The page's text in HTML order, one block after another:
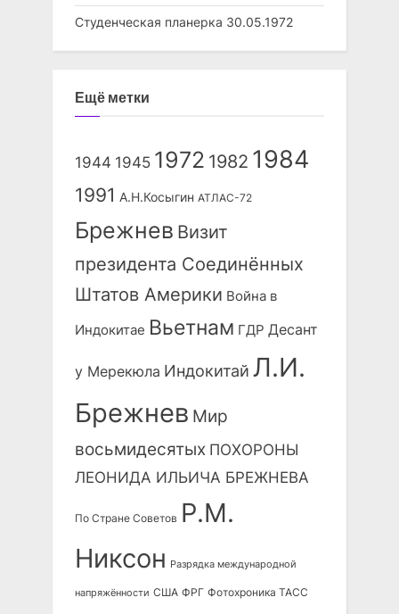
Студенческая планерка 30.05.1972
Ещё метки
1944 1945 1972 1982 1984
1991 А.Н.Косыгин АТЛАС-72
Брежнев Визит
президента Соединённых
Штатов Америки Война в
Индокитае Вьетнам ГДР Десант
у Мерекюла Индокитай Л.И.
Брежнев Мир
восьмидесятых ПОХОРОНЫ
ЛЕОНИДА ИЛЬИЧА БРЕЖНЕВА
По Стране Советов Р.М.
Никсон Разрядка международной
напряжённости США ФРГ Фотохроника ТАСС